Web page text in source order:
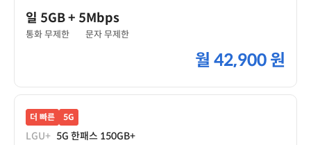
일 5GB+ 5Mbps
통화 무제한 문자 무제한
월 42,900 원
더 빠른 5G
LGU+ 5G 한패스 150GB+